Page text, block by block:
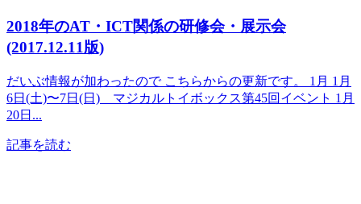
2018年のAT・ICT関係の研修会・展示会
(2017.12.11版)
だいぶ情報が加わったので こちらからの更新です。 1月 1月
6日(土)〜7日(日) マジカルトイボックス第45回イベント 1月
20日...
記事を読む